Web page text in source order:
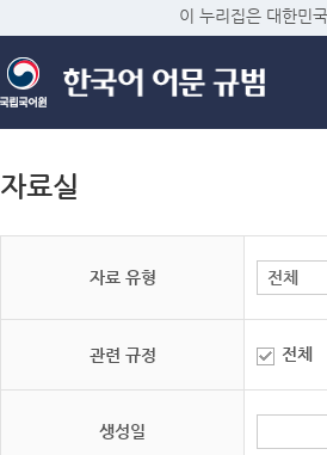
이 누리집은 대한민
자료실
자료 유형
관련 규정 전체
생성일